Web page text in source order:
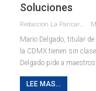
Soluciones
Redaccion La Pancarta De Quintana Roo
Mario Delgado, titular
la CDMX tienen sin
Delgado pide a maestros
LEE MAS...